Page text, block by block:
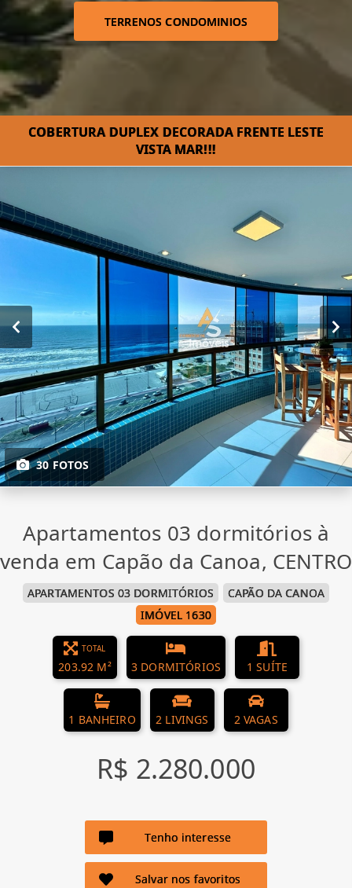
TERRENOS CONDOMINIOS
COBERTURA DUPLEX DECORADA FRENTE LESTE
VISTA MAR!!!
30 FOTOS
Apartamentos 03 dormitórios à
venda em Capão da Canoa, CENTRO
APARTAMENTOS 03 DORMITÓRIOS
CAPÃO DA CANOA
IMÓVEL 1630
TOTAL
203.92 M² 3 DORMITÓRIOS 1 SUÍTE
1 BANHEIRO 2 LIVINGS 2 VAGAS
R$ 2.280.000
Tenho interesse
Salvar nos favoritos